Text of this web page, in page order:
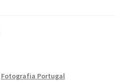
Fotografia Portugal